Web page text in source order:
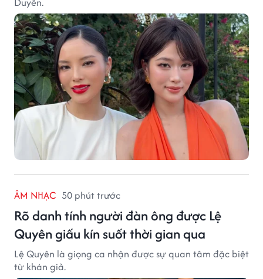
ÂM NHẠC 50 phút trước
Rõ danh tính người đàn ông được Lệ
Quyên giấu kín suốt thời gian qua
Lệ Quyên là giọng ca nhận được sự quan tâm đặc biệt
từ khán giả.